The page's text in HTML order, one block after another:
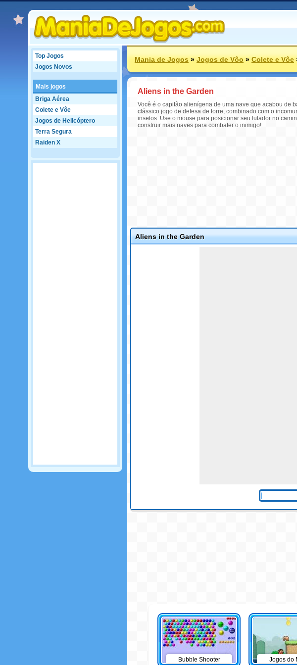
Top Jogos
Jogos Novos
Mais jogos
Briga Aérea
Colete e Vôe
Jogos de Helicóptero
Terra Segura
Raiden X
Mania de Jogos»Jogos de Vôo»Colete e Vôe
Aliens in the Garden
Você é o capitão alienígena de uma nave que acabou de
clássico jogo de defesa de torre, combinado com o
insetos. Use o mouse para posicionar seu lutador no
construir mais naves para combater o inimigo!
Aliens in the Garden
Bubble Shooter Jogos do